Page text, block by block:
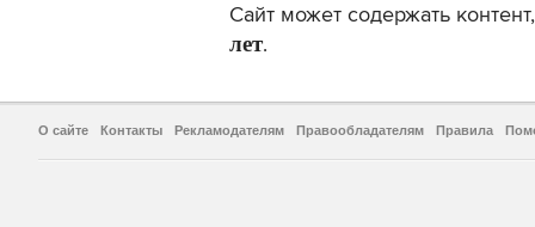
Сайт может содержать
лет.
О сайте Контакты Рекламодателям Правообладателям Правила